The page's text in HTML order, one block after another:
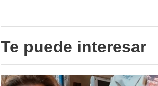
Te puede interesar